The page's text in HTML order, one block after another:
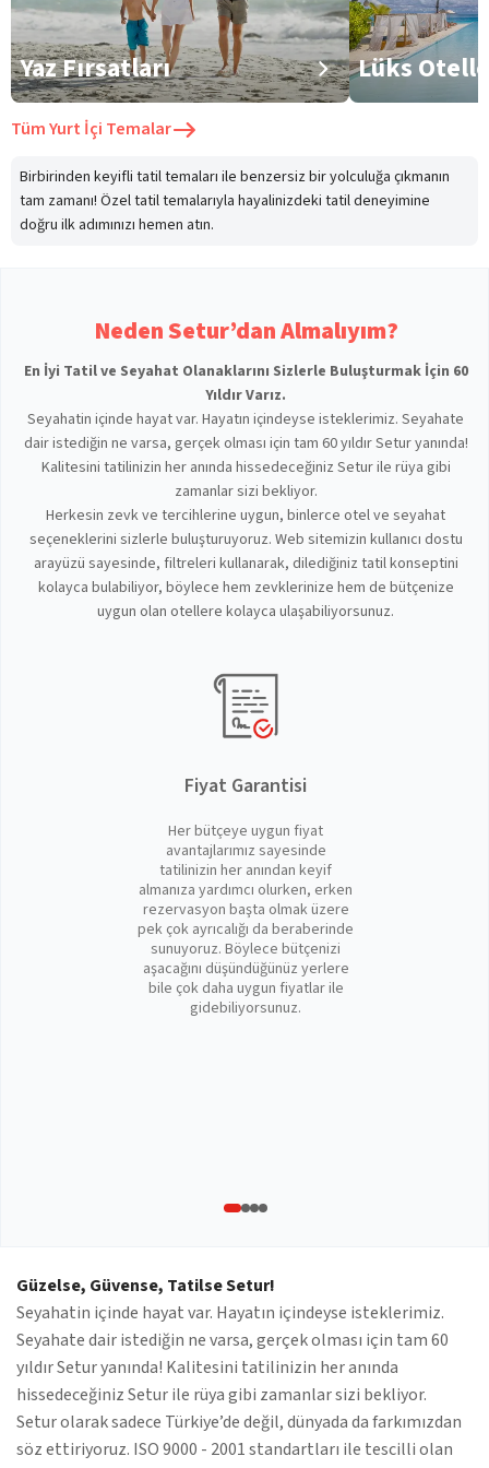
Yaz Fırsatları Lüks
TümYurt İçi Temalar
Birbirinden keyifli tatil temaları ile benzersiz bir yolculuğa çıkmanın
tam zamanı! Özel tatil temalarıyla hayalinizdeki tatil deneyimine
doğru ilk adımınızı hemen atın.
Neden Setur’dan Almalıyım?
En İyi Tatil ve Seyahat Olanaklarını Sizlerle Buluşturmak İçin 60
Yıldır Varız.
Seyahatin içinde hayat var. Hayatın içindeyse isteklerimiz. Seyahate
dair istediğin ne varsa, gerçek olması için tam 60 yıldır Setur yanında!
Kalitesini tatilinizin her anında hissedeceğiniz Setur ile rüya gibi
zamanlar sizi bekliyor.
Herkesin zevk ve tercihlerine uygun, binlerce otel ve seyahat
seçeneklerini sizlerle buluşturuyoruz. Web sitemizin kullanıcı dostu
arayüzü sayesinde, filtreleri kullanarak, dilediğiniz tatil konseptini
kolayca bulabiliyor, böylece hem zevklerinize hem de bütçenize
uygun olan otellere kolayca ulaşabiliyorsunuz.
Fiyat Garantisi
Her bütçeye uygun fiyat
avantajlarımız sayesinde
tatilinizin her anından keyif
almanıza yardımcı olurken, erken
rezervasyon başta olmak üzere
pek çok ayrıcalığı da beraberinde
sunuyoruz. Böylece bütçenizi
aşacağını düşündüğünüz yerlere
bile çok daha uygun fiyatlar ile
gidebiliyorsunuz.
Güzelse, Güvense, Tatilse Setur!
Seyahatin içinde hayat var. Hayatın içindeyse isteklerimiz.
Seyahate dair istediğin ne varsa, gerçek olması için tam 60
yıldır Setur yanında! Kalitesini tatilinizin her anında
hissedeceğiniz Setur ile rüya gibi zamanlar sizi bekliyor.
Setur olarak sadece Türkiye’de değil, dünyada da farkımızdan
söz ettiriyoruz. ISO 9000 - 2001 standartları ile tescilli olan